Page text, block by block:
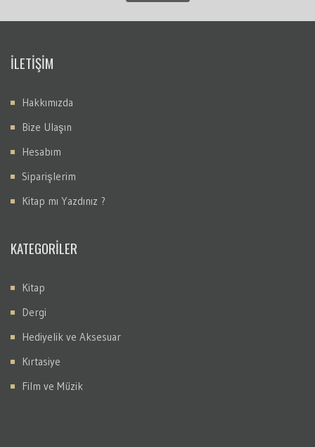
İLETİŞİM
Hakkımızda
Bize Ulaşın
Hesabım
Siparişlerim
Kitap mı Yazdınız ?
KATEGORİLER
Kitap
Dergi
Hediyelik ve Aksesuar
Kırtasiye
Film ve Müzik